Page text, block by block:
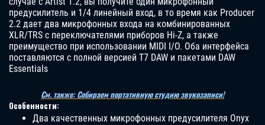
предусилитель и 1/4 линейный вход, в то время как Producer
2.2 дает два микрофонных входа на комбинированных
XLR/TRS с переключателями приборов Hi-Z, а также
преимущество при использовании MIDI I/O. Оба интерфейса
поставляются с полной версией T7 DAW и пакетами DAW
Essentials
См. также: Собираем портативную студию звукозаписи!
Особенности:
Два качественных микрофонных предусилителя Onyx